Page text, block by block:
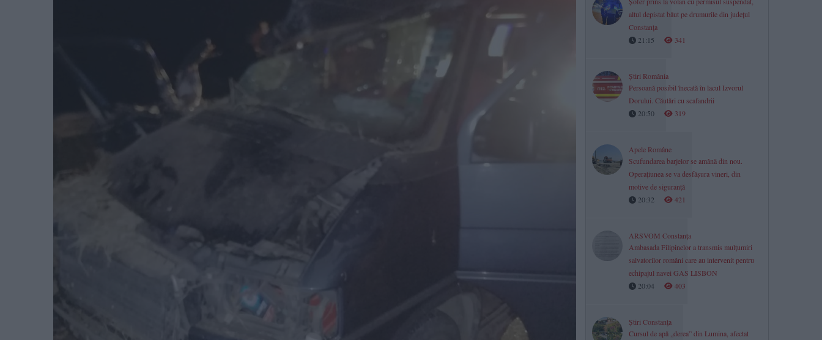
altul depistat băut pe drumurile din județul
Constanța
21:15
341
Știri România
Persoană posibil înecată în lacul Izvorul
Dorului. Căutări cu scafandrii
20:50
319
Apele Române
Scufundarea barjelor se amână din nou.
Operațiunea se va desfășura vineri, din
motive de siguranță
20:32
421
ARSVOM Constanța
Ambasada Filipinelor a transmis mulțumiri
salvatorilor români care au intervenit pentru
echipajul navei GAS LISBON
20:04
403
Știri Constanța
Cursul de apă „derea” din Lumina, afectat